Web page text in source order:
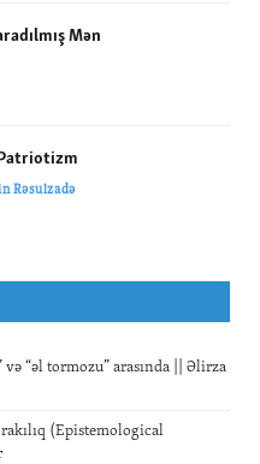
Mən
Rəsulzadə
və “əl tormozu” arasında || Əlirza
(Epistemological